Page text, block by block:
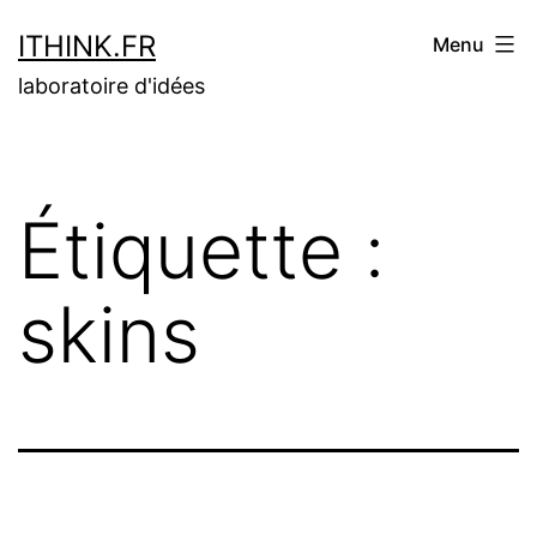
au
contenu
ITHINK.FR
laboratoire d'idées
Menu
Étiquette :
skins